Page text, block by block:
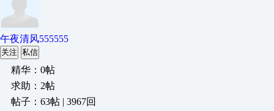
午夜清风555555
关注 私信
精华：0帖
求助：2帖
帖子：63帖 | 3967回